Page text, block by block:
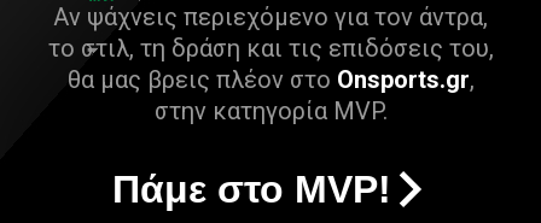
Αν ψάχνεις περιεχόμενο για τον άντρα,
το στιλ, τη δράση και τις επιδόσεις του,
θα μας βρεις πλέον στο Onsports.gr,
στην κατηγορία MVP.
Πάμε στο MVP!